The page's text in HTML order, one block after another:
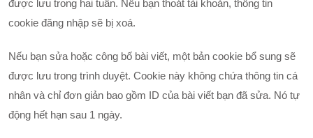
được lưu trong hai tuần. Nếu bạn thoát tài khoản, thông tin
cookie đăng nhập sẽ bị xoá.
Nếu bạn sửa hoặc công bố bài viết, một bản cookie bổ sung sẽ
được lưu trong trình duyệt. Cookie này không chứa thông tin cá
nhân và chỉ đơn giản bao gồm ID của bài viết bạn đã sửa. Nó tự
động hết hạn sau 1 ngày.